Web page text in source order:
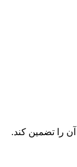
را تضمین کند.